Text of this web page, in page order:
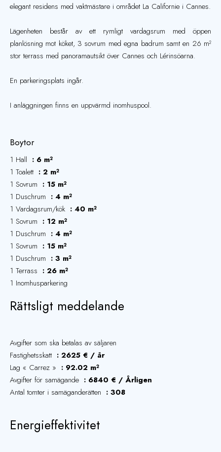
elegant residens med vaktmästare i området La Californie i Cannes.
Lägenheten består av ett rymligt vardagsrum med öppen
planlösning mot köket, 3 sovrum med egna badrum samt en 26 m²
stor terrass med panoramautsikt över Cannes och Lérinsöarna.
En parkeringsplats ingår.
I anläggningen finns en uppvärmd inomhuspool.
Boytor
1 Hall
6 m²
1 Toalett
2 m²
1 Sovrum
15 m²
1 Duschrum
4 m²
1 Vardagsrum/kök
40 m²
1 Sovrum
12 m²
1 Duschrum
4 m²
1 Sovrum
15 m²
1 Duschrum
3 m²
1 Terrass
26 m²
1 Inomhusparkering
Rättsligt meddelande
Avgifter som ska betalas av säljaren
Fastighetsskatt
2625 € / år
Lag « Carrez »
92.02 m²
Avgifter för samägande
6840 € / Årligen
Antal tomter i samäganderätten
308
Energieffektivitet